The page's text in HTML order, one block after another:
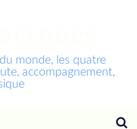
monde, les quatre
accompagnement,